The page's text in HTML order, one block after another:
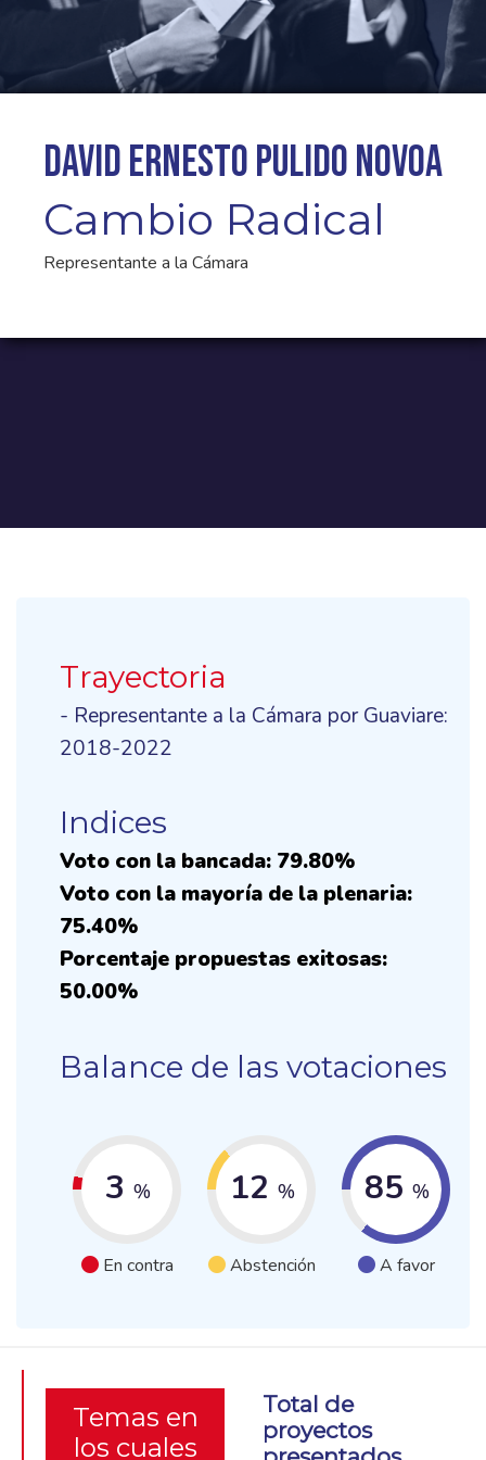
David Ernesto Pulido Novoa
Cambio Radical
Representante a la Cámara
Trayectoria
- Representante a la Cámara por Guaviare:
2018-2022
Indices
Voto con la bancada: 79.80%
Voto con la mayoría de la plenaria:
75.40%
Porcentaje propuestas exitosas:
50.00%
Balance de las votaciones
3 %
En contra
12 %
Abstención
85 %
A favor
Temas en
los cuales
Total de
proyectos